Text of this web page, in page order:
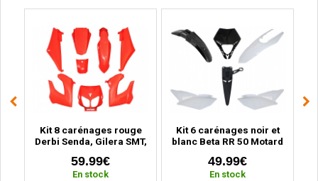
Kit 8 carénages rouge
Derbi Senda, Gilera SMT,
59.99€
En stock
Kit 6 carénages noir et
blanc Beta RR 50 Motard
49.99€
En stock